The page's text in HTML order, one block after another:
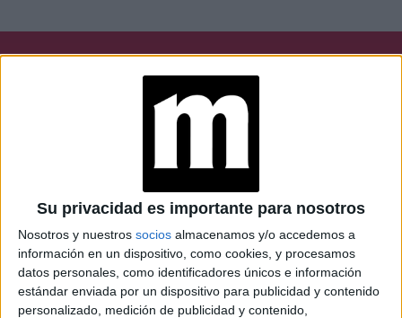
Su privacidad es importante para nosotros
Nosotros y nuestros socios almacenamos y/o accedemos a
información en un dispositivo, como cookies, y procesamos
datos personales, como identificadores únicos e información
estándar enviada por un dispositivo para publicidad y contenido
personalizado, medición de publicidad y contenido,
Caras Noticias
Weekend Parabrisas
Look
Luz Mía Lunateen Break BATimes
© Perfil.com 2006-2019 - Todos los derechos reservados
Registro de Propiedad Intelectual: Nro. 5346433